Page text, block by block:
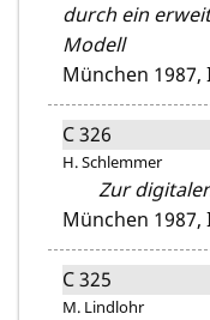
durch ein
Modell
München 1987,
C 326
H. Schlemmer
Zur
München 1987,
C 325
M. Lindlohr